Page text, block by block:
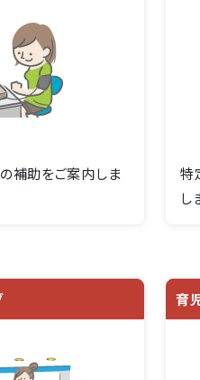
補助をご案内しま
特
し
育